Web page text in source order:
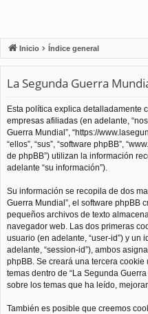
Inicio Índice general
La Segunda Guerra
Esta política explica detalladamente
empresas afiliadas (en adelante,
Guerra Mundial”, “https://
“ellos”, “sus”, “software phpBB”,
de phpBB”) utilizan la información
adelante “su información”).
Su información se recopila de dos
Guerra Mundial”, el software phpBB
pequeños archivos de texto
navegador web. Las dos primeras
usuario (en adelante, “user-id”) y un
adelante, “session-id”), ambos
phpBB. Se creará una tercera
temas dentro de “La Segunda
sobre los temas que ha leído,
También es posible que creemos